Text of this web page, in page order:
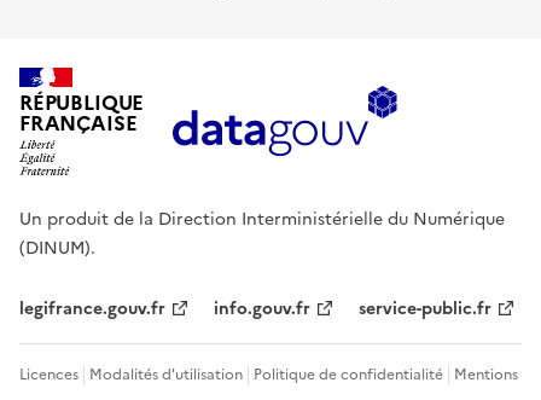
RÉPUBLIQUE
FRANÇAISE
Un produit de la Direction Interministérielle du Numérique
(DINUM).
legifrance.gouv.fr info.gouv.fr service-public.fr
Licences Modalités d'utilisation Politique de confidentialité Mentions